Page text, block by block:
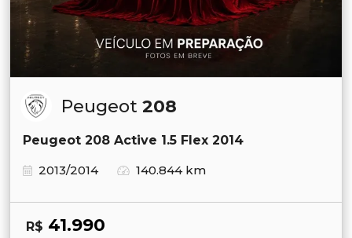
Peugeot 208
Peugeot 208 Active 1.5 Flex 2014
2013/2014
140.844 km
R$ 41.990